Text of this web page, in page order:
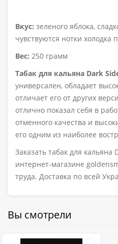
Вкус: зеленого яблока,
чувствуются нотки холодка
Вес: 250 грамм
Табак для кальяна Dark
универсален, обладает
отличает его от других
отлично показал себя в
отменного качества и
его одним из наиболее
Заказать табак для
интернет-магазине
труда. Доставка по всей
Вы смотрели